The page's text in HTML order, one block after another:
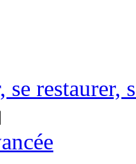
se restaurer,